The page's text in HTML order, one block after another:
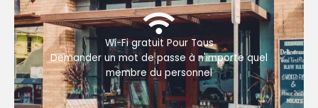
Wi-Fi gratuit Pour Tous
Demander un mot de passe à n'importe quel
membre du personnel